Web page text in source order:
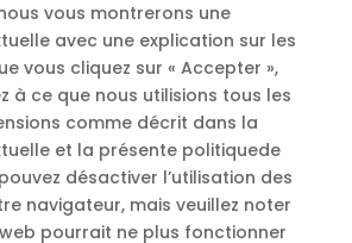
vous montrerons une
avec une explication sur les
vous cliquez sur « Accepter »,
à ce que nous utilisions tous les
comme décrit dans la
et la présente politiquede
désactiver l’utilisation des
navigateur, mais veuillez noter
pourrait ne plus fonctionner